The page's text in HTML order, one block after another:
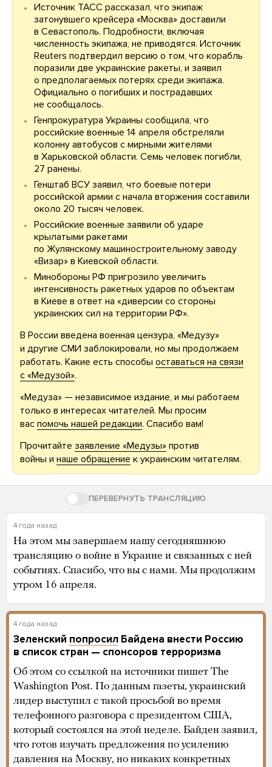
Источник ТАСС рассказал, что экипаж
затонувшего крейсера «Москва» доставили
в Севастополь. Подробности, включая
численность экипажа, не приводятся. Источник
Reuters подтвердил версию о том, что корабль
поразили две украинские ракеты, и заявил
о предполагаемых потерях среди экипажа.
Официально о погибших и пострадавших
не сообщалось.
Генпрокуратура Украины сообщила, что
российские военные 14 апреля обстреляли
колонну автобусов с мирными жителями
в Харьковской области. Семь человек погибли,
27 ранены.
Генштаб ВСУ заявил, что боевые потери
российской армии с начала вторжения составили
около 20 тысяч человек.
Российские военные заявили об ударе
крылатыми ракетами
по Жулянскому машиностроительному заводу
«Визар» в Киевской области.
Минобороны РФ пригрозило увеличить
интенсивность ракетных ударов по объектам
в Киеве в ответ на «диверсии со стороны
украинских сил на территории РФ».
В России введена военная цензура, «Медузу»
и другие СМИ заблокировали, но мы продолжаем
работать. Какие есть способы оставаться на связи
с «Медузой».
«Медуза» — независимое издание, и мы работаем
только в интересах читателей. Мы просим
вас помочь нашей редакции. Спасибо вам!
Прочитайте заявление «Медузы» против
войны и наше обращение к украинским читателям.
ПЕРЕВЕРНУТЬ ТРАНСЛЯЦИЮ
4 года назад
На этом мы завершаем нашу сегодняшнюю
трансляцию о войне в Украине и связанных с ней
событиях. Спасибо, что вы с нами. Мы продолжим
утром 16 апреля.
4 года назад
Зеленский попросил Байдена внести Россию
в список стран — спонсоров терроризма
Об этом со ссылкой на источники пишет The
Washington Post. По данным газеты, украинский
лидер выступил с такой просьбой во время
телефонного разговора с президентом США,
который состоялся на этой неделе. Байден заявил,
что готов изучать предложения по усилению
давления на Москву, но никаких конкретных